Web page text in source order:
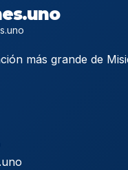
más grande de